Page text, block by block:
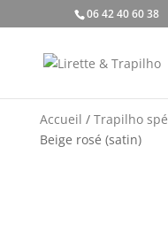
06 42 40 60 38
Accueil / Trapilho
Beige rosé (satin)